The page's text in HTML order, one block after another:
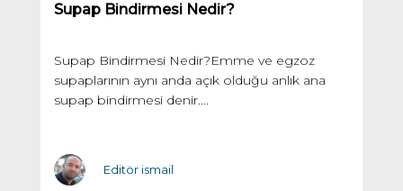
Supap Bindirmesi Nedir?
Supap Bindirmesi Nedir?Emme ve egzoz
supaplarının aynı anda açık olduğu anlık ana
supap bindirmesi denir....
Editör ismail